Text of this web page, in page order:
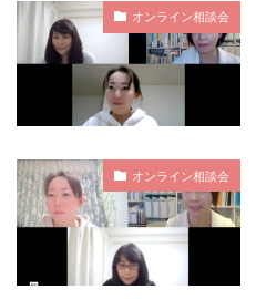
オンライン相談会
オンライン相談会